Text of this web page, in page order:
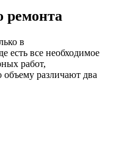
ремонта
в
есть все необходимое
работ,
различают два